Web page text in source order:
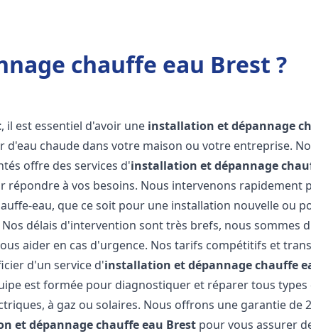
chauffe eau Brest ?
, il est essentiel d'avoir une installation et dépannage
d'eau chaude dans votre maison ou votre entreprise.
offre des services d'installation et dépannage
répondre à vos besoins. Nous intervenons rapidement
eau, que ce soit pour une installation nouvelle ou
délais d'intervention sont très brefs, nous sommes
aider en cas d'urgence. Nos tarifs compétitifs et
d'un service d'installation et dépannage chauffe
est formée pour diagnostiquer et réparer tous types
à gaz ou solaires. Nous offrons une garantie de
et dépannage chauffe eau Brest pour vous assurer